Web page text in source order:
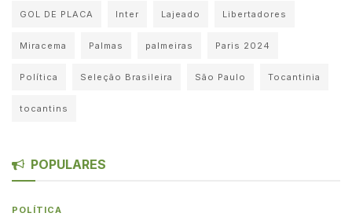
GOL DE PLACA Inter Lajeado Libertadores
Miracema Palmas palmeiras Paris 2024
Política Seleção Brasileira São Paulo Tocantinia
tocantins
POPULARES
POLÍTICA